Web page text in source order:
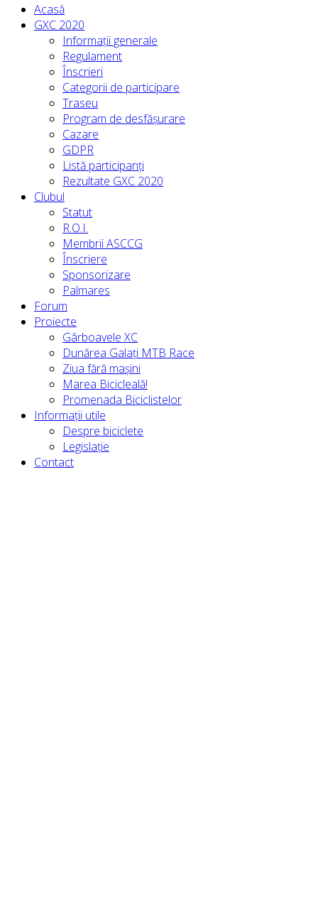
Acasă
GXC 2020
Informații generale
Regulament
Înscrieri
Categorii de participare
Traseu
Program de desfășurare
Cazare
GDPR
Listă participanți
Rezultate GXC 2020
Clubul
Statut
R.O.I.
Membrii ASCCG
Înscriere
Sponsorizare
Palmares
Forum
Proiecte
Gârboavele XC
Dunărea Galați MTB Race
Ziua fără mașini
Marea Bicicleală!
Promenada Biciclistelor
Informații utile
Despre biciclete
Legislație
Contact